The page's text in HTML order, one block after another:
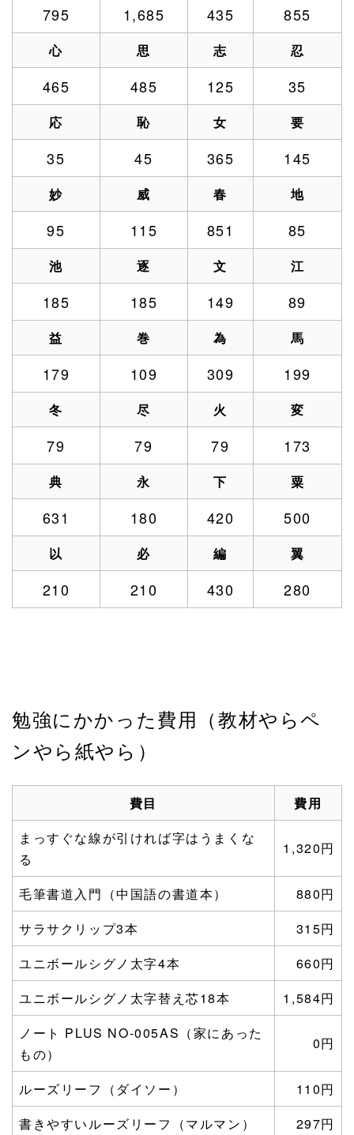
795 1,685 435 855
心 思 志 忍
465 485 125 35
応 恥 女 要
35 45 365 145
妙 威 春 地
95 115 851 85
池 逐 文 江
185 185 149 89
益 巻 為 馬
179 109 309 199
冬 尽 火 変
79 79 79 173
典 永 下 粟
631 180 420 500
以 必 編 翼
210 210 430 280
勉強にかかった費用（教材やらペ
ンやら紙やら）
費目
費用
まっすぐな線が引ければ字はうまくな
る
1,320円
毛筆書道入門（中国語の書道本）
880円
サラサクリップ3本
315円
ユニボールシグノ太字4本
660円
ユニボールシグノ太字替え芯18本
1,584円
ノート PLUS NO-005AS（家にあった
もの）
0円
ルーズリーフ（ダイソー）
110円
書きやすいルーズリーフ（マルマン）
297円